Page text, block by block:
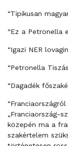
“Tipikusan
“Ez a Petronella
“Igazi NER
“Petronella
“Dagadék
„Franciaország-
közepén ma a
szakértelem